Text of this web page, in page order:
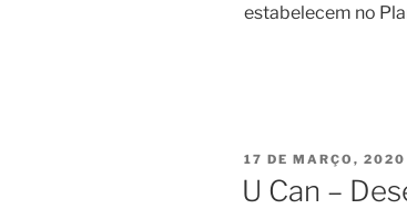
estabelecem no
PUBLICADO
EM
17 DE MARÇO, 2020
U Can –